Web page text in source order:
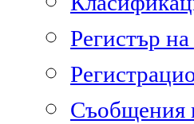
Регистър
Съобщения